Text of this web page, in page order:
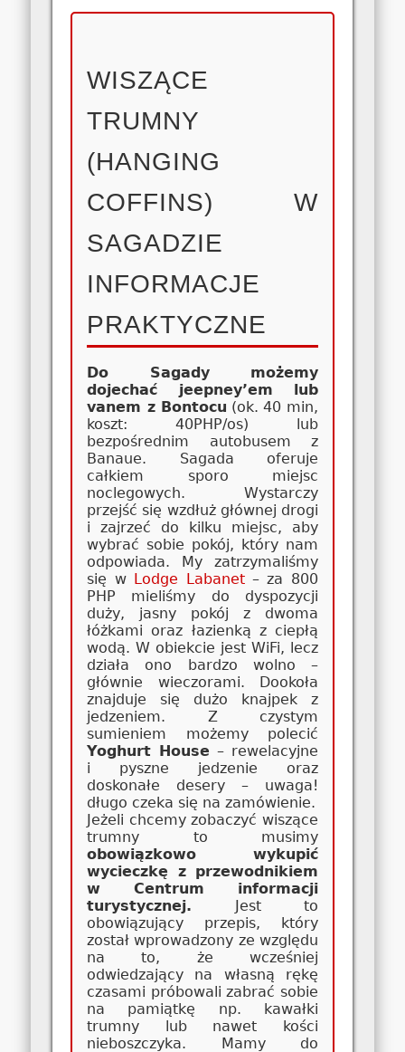
WISZĄCE
TRUMNY
(HANGING
COFFINS) W
SAGADZIE
INFORMACJE
PRAKTYCZNE
Do Sagady możemy
dojechać jeepney’em lub
vanem z Bontocu (ok. 40 min,
koszt: 40PHP/os) lub
bezpośrednim autobusem z
Banaue. Sagada oferuje
całkiem sporo miejsc
noclegowych. Wystarczy
przejść się wzdłuż głównej drogi
i zajrzeć do kilku miejsc, aby
wybrać sobie pokój, który nam
odpowiada. My zatrzymaliśmy
się w Lodge Labanet– za 800
PHP mieliśmy do dyspozycji
duży, jasny pokój z dwoma
łóżkami oraz łazienką z ciepłą
wodą. W obiekcie jest WiFi, lecz
działa ono bardzo wolno –
głównie wieczorami. Dookoła
znajduje się dużo knajpek z
jedzeniem. Z czystym
sumieniem możemy polecić
Yoghurt House – rewelacyjne
i pyszne jedzenie oraz
doskonałe desery – uwaga!
długo czeka się na zamówienie.
Jeżeli chcemy zobaczyć wiszące
trumny to musimy
obowiązkowo wykupić
wycieczkę z przewodnikiem
w Centrum informacji
turystycznej. Jest to
obowiązujący przepis, który
został wprowadzony ze względu
na to, że wcześniej
odwiedzający na własną rękę
czasami próbowali zabrać sobie
na pamiątkę np. kawałki
trumny lub nawet kości
nieboszczyka. Mamy do